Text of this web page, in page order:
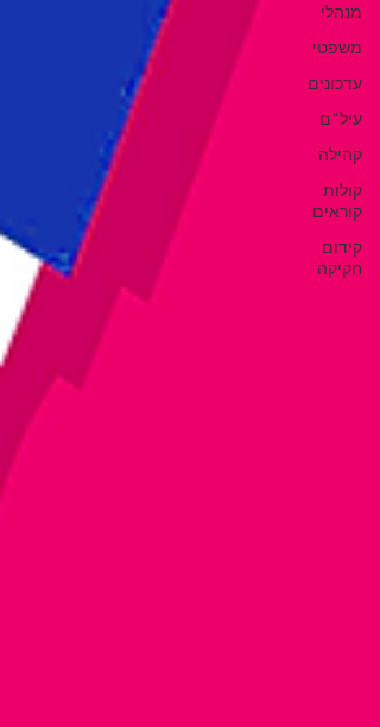
מנהלי
משפטי
עדכונים
עיל"ם
קהילה
קולות
קוראים
קידום
חקיקה